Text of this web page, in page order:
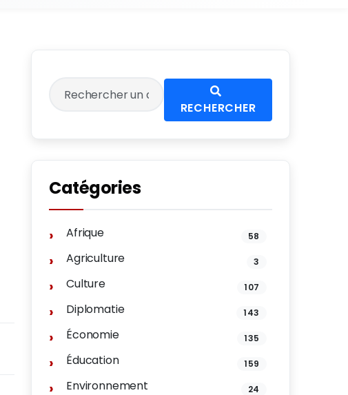
RECHERCHER
Catégories
Afrique 58
Agriculture 3
Culture 107
Diplomatie 143
Économie 135
Éducation 159
Environnement 24